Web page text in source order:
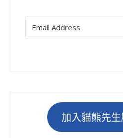
加入貓熊先